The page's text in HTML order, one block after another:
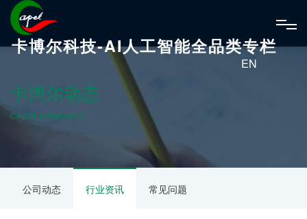
卡博尔科技-AI人工智能全品类专栏
EN
卡博尔动态
CABOL DYNAMICS
公司动态 行业资讯 常见问题